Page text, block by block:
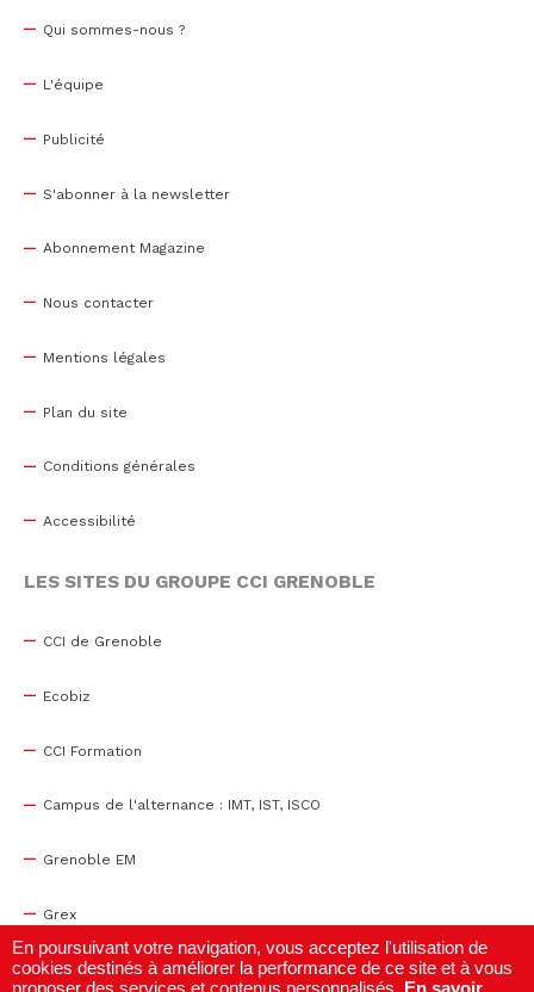
Qui sommes-nous ?
L'équipe
Publicité
S'abonner à la newsletter
Abonnement Magazine
Nous contacter
Mentions légales
Plan du site
Conditions générales
Accessibilité
LES SITES DU GROUPE CCI GRENOBLE
CCI de Grenoble
Ecobiz
CCI Formation
Campus de l'alternance : IMT, IST, ISCO
Grenoble EM
Grex
WTC Grenoble
En poursuivant votre navigation, vous acceptez l'utilisation de
cookies destinés à améliorer la performance de ce site et à vous
proposer des services et contenus personnalisés. En savoir